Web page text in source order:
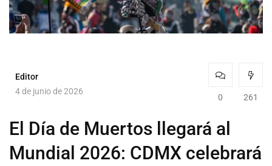
Editor
4 de junio de 2026
0 261
El Día de Muertos llegará al
Mundial 2026: CDMX celebrará